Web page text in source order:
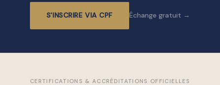
S'INSCRIRE VIA CPF Échange gratuit →
CERTIFICATIONS & ACCRÉDITATIONS OFFICIELLES